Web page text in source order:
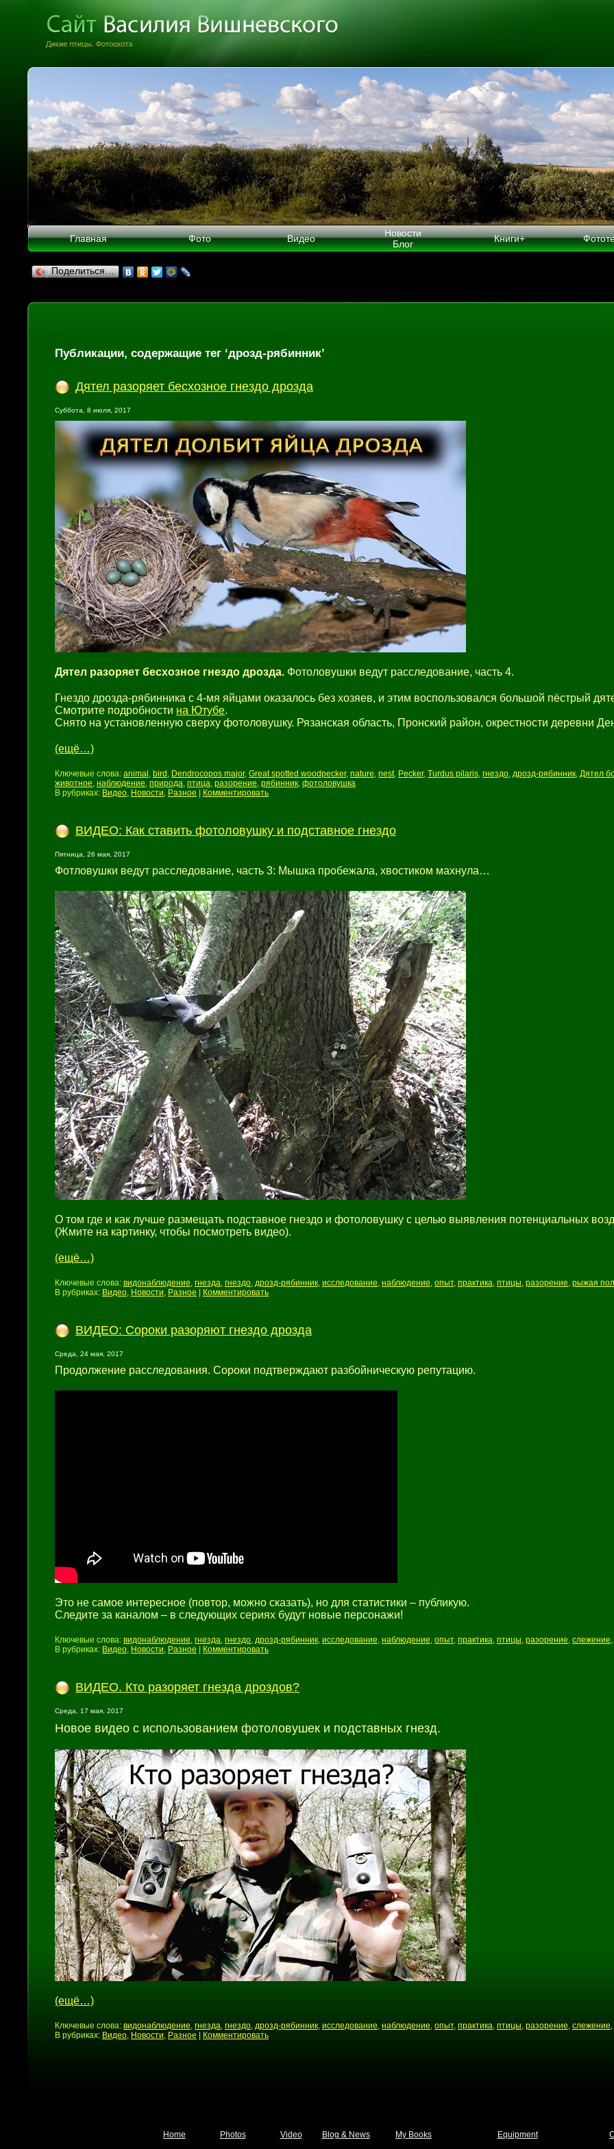
Главная Фото Видео
Новости
Блог
Книги+
Поделиться…
Публикации, содержащие тег ‘дрозд-рябинник’
Дятел разоряет бесхозное гнездо дрозда
Суббота, 8 июля, 2017
Дятел разоряет бесхозное гнездо дрозда. Фотоловушки ведут расследование, часть 4.
Гнездо дрозда-рябинника с 4-мя яйцами оказалось без хозяев, и этим воспользовался большой пёстрый
Смотрите подробности на Ютубе.
Снято на установленную сверху фотоловушку. Рязанская область, Пронский район, окрестности деревни
(ещё…)
Ключевые слова: animal , bird , Dendrocopos major, Great spotted woodpecker, nature, nest, Pecker, Turdus pilaris, гнездо, дрозд-рябинник, Дятел
животное, наблюдение, природа, птица, разорение, рябинник, фотоловушка
В рубриках: Видео, Новости, Разное Комментировать
ВИДЕО: Как ставить фотоловушку и подставное гнездо
Пятница, 26 мая, 2017
Фотловушки ведут расследование, часть 3: Мышка пробежала, хвостиком махнула…
О том где и как лучше размещать подставное гнездо и фотоловушку с целью выявления потенциальных
(Жмите на картинку, чтобы посмотреть видео).
(ещё…)
Ключевые слова: видонаблюдение, гнезда, гнездо, дрозд-рябинник, исследование, наблюдение, опыт, практика, птицы, разорение, рыжая
В рубриках: Видео, Новости, Разное Комментировать
ВИДЕО: Сороки разоряют гнездо дрозда
Среда, 24 мая, 2017
Продолжение расследования. Сороки подтверждают разбойническую репутацию.
Это не самое интересное (повтор, можно сказать), но для статистики – публикую.
Следите за каналом – в следующих сериях будут новые персонажи!
Ключевые слова: видонаблюдение, гнезда, гнездо, дрозд-рябинник, исследование, наблюдение, опыт, практика, птицы, разорение, слежение,
В рубриках: Видео, Новости, Разное Комментировать
ВИДЕО. Кто разоряет гнезда дроздов?
Среда, 17 мая, 2017
Новое видео с использованием фотоловушек и подставных гнезд.
(ещё…)
Ключевые слова: видонаблюдение, гнезда, гнездо, дрозд-рябинник, исследование, наблюдение, опыт, практика, птицы, разорение, слежение,
В рубриках: Видео, Новости, Разное Комментировать
Home Photos Video Blog & News My Books Equipment